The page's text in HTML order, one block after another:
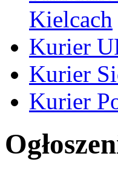
Kielcach
Kurier
Kurier
Kurier